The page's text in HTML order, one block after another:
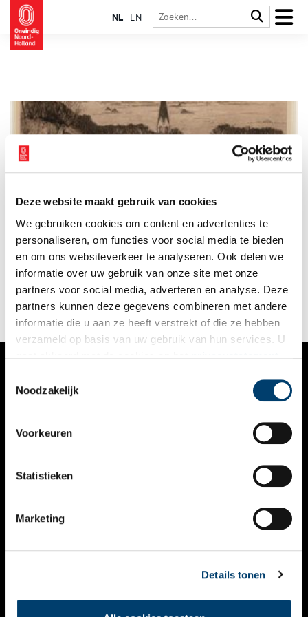
Deze website maakt gebruik van cookies
We gebruiken cookies om content en advertenties te
personaliseren, om functies voor social media te bieden
en om ons websiteverkeer te analyseren. Ook delen we
informatie over uw gebruik van onze site met onze
partners voor social media, adverteren en analyse. Deze
partners kunnen deze gegevens combineren met andere
informatie die u aan ze heeft verstrekt of die ze hebben
verzameld op basis van uw gebruik van hun services. U
Noodzakelijk
Voorkeuren
Statistieken
Marketing
Details tonen
NL EN
Het Museum Kranenburgh in Bergen opende eind 2011
opnieuw zijn deuren onder de naam ‘Nieuw Kranenburg’. Het
museum voor beeldende kunst is gevestigd in de villa van het
voormalige burgemeestersechtpaar Van Reenen. Rond 1900
wisten zij van Bergen een waar kunstenaarsdorp te maken.
VERHALEN
KALENDER
THEMA’S
VIDEO’S
CONTACT